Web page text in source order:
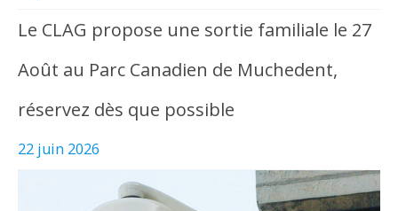
Le CLAG propose une sortie familiale le 27
Août au Parc Canadien de Muchedent,
réservez dès que possible
22 juin 2026